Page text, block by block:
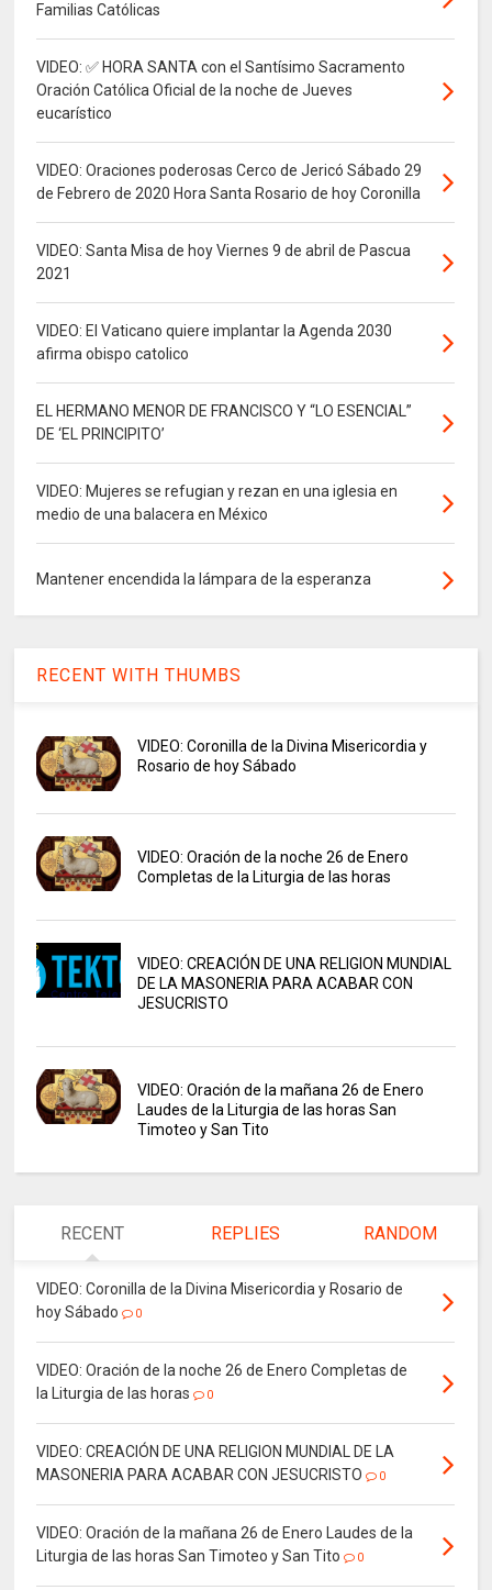
Familias Católicas
VIDEO: ✅ HORA SANTA con el Santísimo Sacramento
Oración Católica Oficial de la noche de Jueves
eucarístico
VIDEO: Oraciones poderosas Cerco de Jericó Sábado 29
de Febrero de 2020 Hora Santa Rosario de hoy Coronilla
VIDEO: Santa Misa de hoy Viernes 9 de abril de Pascua
2021
VIDEO: El Vaticano quiere implantar la Agenda 2030
afirma obispo catolico
EL HERMANO MENOR DE FRANCISCO Y “LO ESENCIAL”
DE ‘EL PRINCIPITO’
VIDEO: Mujeres se refugian y rezan en una iglesia en
medio de una balacera en México
Mantener encendida la lámpara de la esperanza
RECENT WITH THUMBS
VIDEO: Coronilla de la Divina Misericordia y
Rosario de hoy Sábado
VIDEO: Oración de la noche 26 de Enero
Completas de la Liturgia de las horas
VIDEO: CREACIÓN DE UNA RELIGION MUNDIAL
DE LA MASONERIA PARA ACABAR CON
JESUCRISTO
VIDEO: Oración de la mañana 26 de Enero
Laudes de la Liturgia de las horas San
Timoteo y San Tito
RECENT REPLIES RANDOM
VIDEO: Coronilla de la Divina Misericordia y Rosario de
hoy Sábado
0
VIDEO: Oración de la noche 26 de Enero Completas de
la Liturgia de las horas
0
VIDEO: CREACIÓN DE UNA RELIGION MUNDIAL DE LA
MASONERIA PARA ACABAR CON JESUCRISTO
0
VIDEO: Oración de la mañana 26 de Enero Laudes de la
Liturgia de las horas San Timoteo y San Tito
0